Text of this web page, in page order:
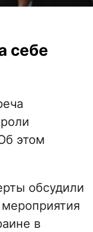
себе
этом
обсудили
в